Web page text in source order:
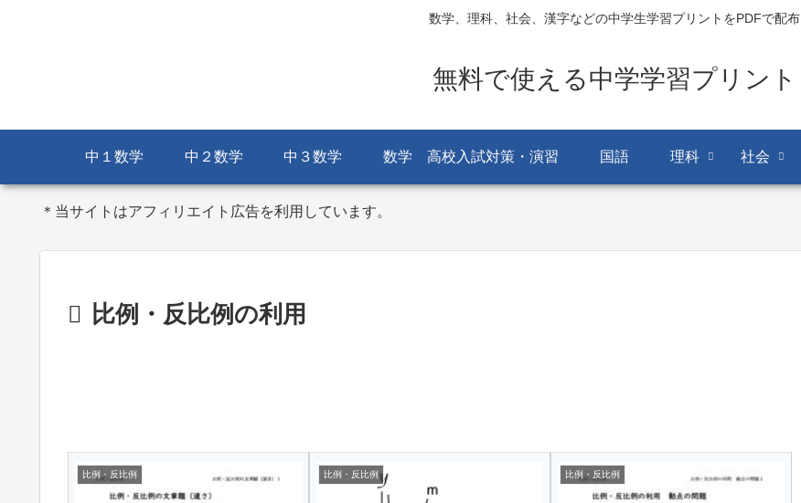
数学、理科、社会、漢字などの中学生学習プリントをPDFで配布
無料で使える中学学習プリント
中１数学 中２数学 中３数学 数学 高校入試対策・演習 国語 理科 社会
＊当サイトはアフィリエイト広告を利用しています。
比例・反比例の利用
比例・反比例 比例・反比例 比例・反比例